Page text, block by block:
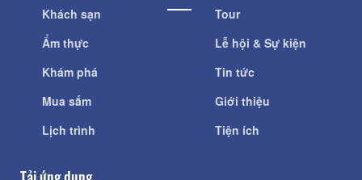
Khách sạn
Ẩm thực
Khám phá
Mua sắm
Lịch trình
Tour
Lễ hội & Sự kiện
Tin tức
Giới thiệu
Tiện ích